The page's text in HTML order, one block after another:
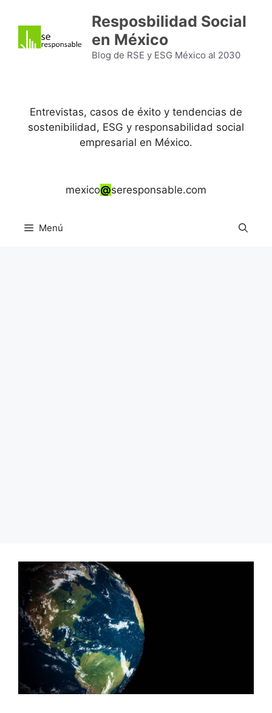
contenido
Resposbilidad Social
en México
Blog de RSE y ESG México al 2030
Entrevistas, casos de éxito y tendencias de
sostenibilidad, ESG y responsabilidad social
empresarial en México.
mexico@seresponsable.com
Menú